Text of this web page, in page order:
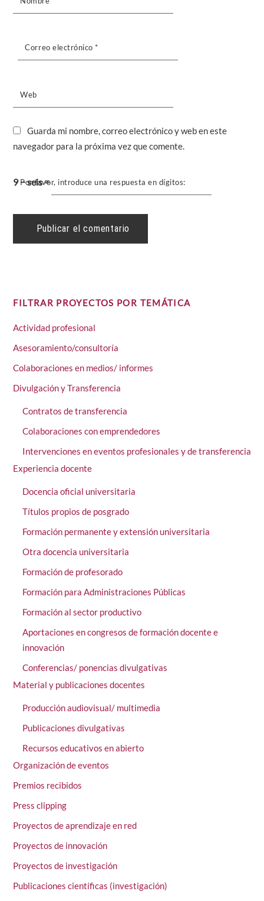
Correo electrónico *
Web
Guarda mi nombre, correo electrónico y web en este
navegador para la próxima vez que comente.
Por favor, introduce una respuesta en dígitos:
9 − seis =
FILTRAR PROYECTOS POR TEMÁTICA
Actividad profesional
Asesoramiento/consultoría
Colaboraciones en medios/ informes
Divulgación y Transferencia
Contratos de transferencia
Colaboraciones con emprendedores
Intervenciones en eventos profesionales y de transferencia
Experiencia docente
Docencia oficial universitaria
Títulos propios de posgrado
Formación permanente y extensión universitaria
Otra docencia universitaria
Formación de profesorado
Formación para Administraciones Públicas
Formación al sector productivo
Aportaciones en congresos de formación docente e
innovación
Conferencias/ ponencias divulgativas
Material y publicaciones docentes
Producción audiovisual/ multimedia
Publicaciones divulgativas
Recursos educativos en abierto
Organización de eventos
Premios recibidos
Press clipping
Proyectos de aprendizaje en red
Proyectos de innovación
Proyectos de investigación
Publicaciones científicas (investigación)